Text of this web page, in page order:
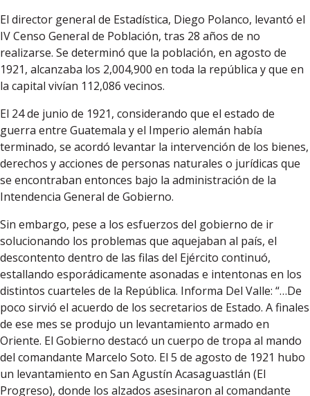
El director general de Estadística, Diego Polanco, levantó el
IV Censo General de Población, tras 28 años de no
realizarse. Se determinó que la población, en agosto de
1921, alcanzaba los 2,004,900 en toda la república y que en
la capital vivían 112,086 vecinos.
El 24 de junio de 1921, considerando que el estado de
guerra entre Guatemala y el Imperio alemán había
terminado, se acordó levantar la intervención de los bienes,
derechos y acciones de personas naturales o jurídicas que
se encontraban entonces bajo la administración de la
Intendencia General de Gobierno.
Sin embargo, pese a los esfuerzos del gobierno de ir
solucionando los problemas que aquejaban al país, el
descontento dentro de las filas del Ejército continuó,
estallando esporádicamente asonadas e intentonas en los
distintos cuarteles de la República. Informa Del Valle: “…De
poco sirvió el acuerdo de los secretarios de Estado. A finales
de ese mes se produjo un levantamiento armado en
Oriente. El Gobierno destacó un cuerpo de tropa al mando
del comandante Marcelo Soto. El 5 de agosto de 1921 hubo
un levantamiento en San Agustín Acasaguastlán (El
Progreso), donde los alzados asesinaron al comandante